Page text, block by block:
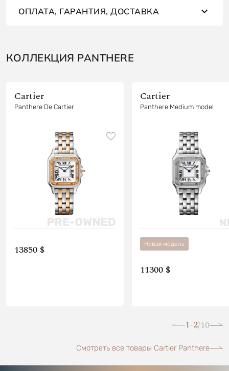
ОПЛАТА, ГАРАНТИЯ, ДОСТАВКА
КОЛЛЕКЦИЯ PANTHERE
Cartier
Panthere De Cartier
13850 $
Cartier
Panthere Medium model
Новая модель
11300 $
1-2/10
Смотреть все товары Cartier Panthere